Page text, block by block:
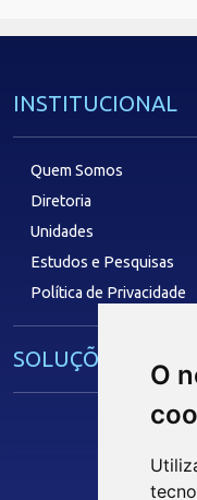
O
INSTITUCIONAL
Quem Somos
Diretoria
Unidades
Estudos e Pesquisas
Política de Privacidade
SOLUÇÕES E
Núcleo de Acesso ao
Centro Internacional